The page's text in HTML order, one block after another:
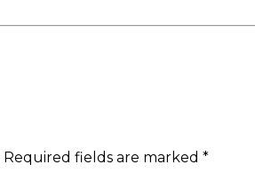
Required fields are marked *